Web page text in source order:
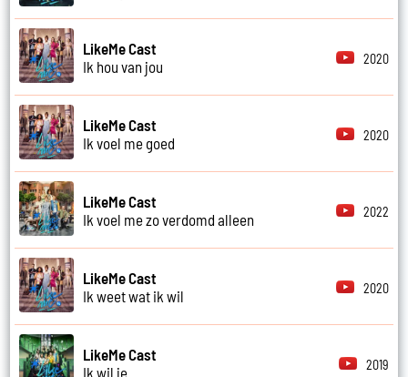
LikeMe Cast
Ik hou van jou
2020
LikeMe Cast
Ik voel me goed
2020
LikeMe Cast
Ik voel me zo verdomd alleen
2022
LikeMe Cast
Ik weet wat ik wil
2020
LikeMe Cast
Ik wil je
2019